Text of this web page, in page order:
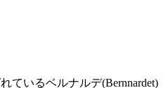
ているベルナルデ(Bernnardet)